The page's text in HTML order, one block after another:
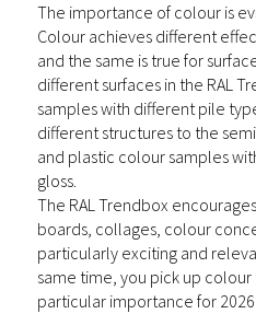
The importance of colour is
Colour achieves different
and the same is true for
different surfaces in the RAL
samples with different pile
different structures to the
and plastic colour samples
gloss.
The RAL Trendbox
boards, collages, colour
particularly exciting and
same time, you pick up
particular importance for